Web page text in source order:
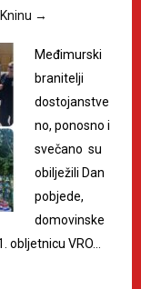
→
Međimurski
branitelji
dostojanstve
no, ponosno i
svečano su
obilježili Dan
pobjede,
domovinske
VRO…